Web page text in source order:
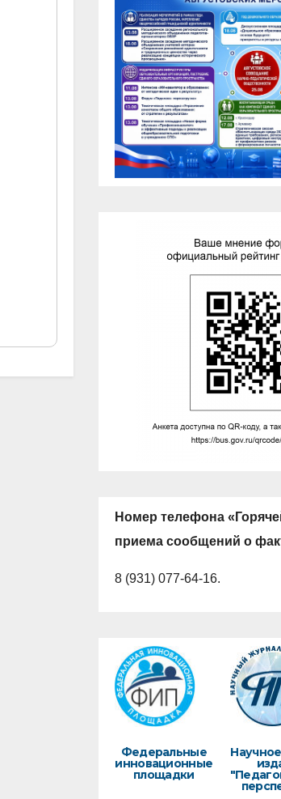
Номер телефона
приема сообщений о
8 (931) 077-64-16.
Федеральные
инновационные
площадки